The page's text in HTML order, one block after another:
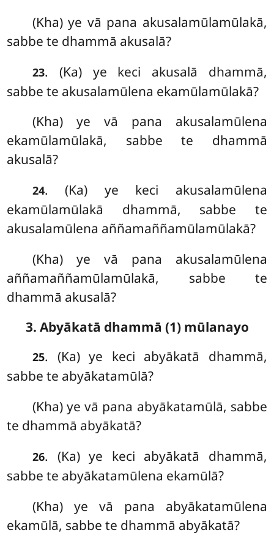
(Kha) ye vā pana akusalamūlamūlakā,
sabbe te dhammā akusalā?
23. (Ka) ye keci akusalā dhammā,
sabbe te akusalamūlena ekamūlamūlakā?
(Kha) ye vā pana akusalamūlena
ekamūlamūlakā, sabbe te dhammā
akusalā?
24. (Ka) ye keci akusalamūlena
ekamūlamūlakā dhammā, sabbe te
akusalamūlena aññamaññamūlamūlakā?
(Kha) ye vā pana akusalamūlena
aññamaññamūlamūlakā, sabbe te
dhammā akusalā?
3. Abyākatā dhammā (1) mūlanayo
25. (Ka) ye keci abyākatā dhammā,
sabbe te abyākatamūlā?
(Kha) ye vā pana abyākatamūlā, sabbe
te dhammā abyākatā?
26. (Ka) ye keci abyākatā dhammā,
sabbe te abyākatamūlena ekamūlā?
(Kha) ye vā pana abyākatamūlena
ekamūlā, sabbe te dhammā abyākatā?